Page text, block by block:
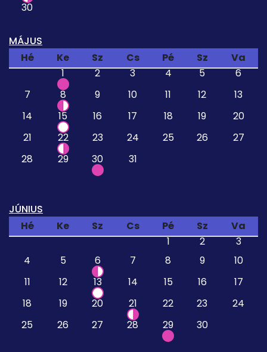
30
MÁJUS
Hé
Ke Sz Cs Pé Sz
Va
1
2 3 4 5
6
7
8 9 10 11 12
13
14
15 16 17 18 19
20
21
22 23 24 25 26
27
28
29 30 31
JÚNIUS
Hé
Ke Sz Cs Pé Sz
Va
1
2
3
4
5 6 7 8 9
10
11
12 13 14 15 16
17
18
19 20 21 22 23
24
25
26 27 28 29 30